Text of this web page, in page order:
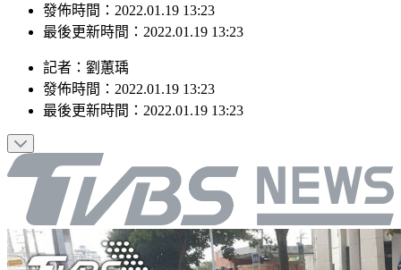
發佈時間：2022.01.19 13:23
最後更新時間：2022.01.19 13:23
記者 ： 劉蕙瑀
發佈時間： 2022.01.19 13:23
最後更新時間： 2022.01.19 13:23